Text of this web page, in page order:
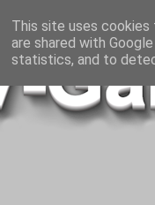
This site uses cookies
are shared with
statistics, and to